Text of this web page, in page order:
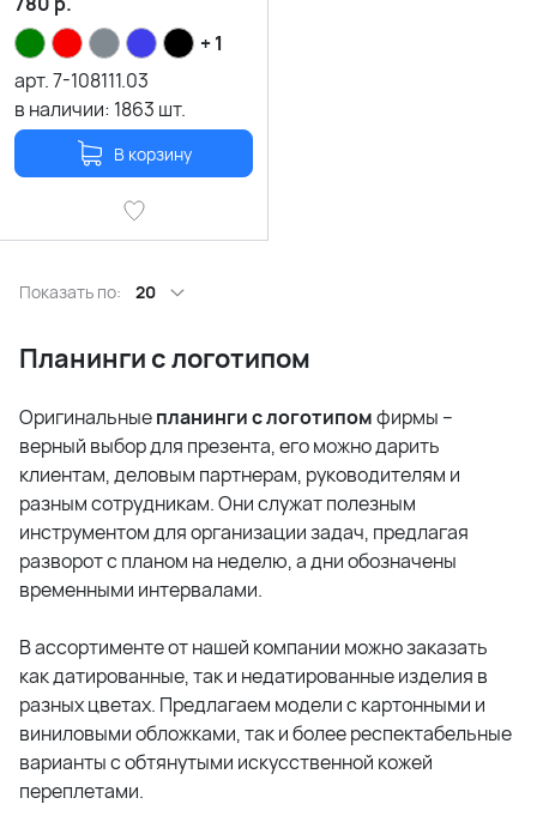
+ 1
арт.7-108111.03
в наличии: 1863 шт.
В корзину
Показать по: 20
Планинги с логотипом
Оригинальныепланинги с логотипомфирмы –
верный выбор для презента, его можно дарить
клиентам, деловым партнерам, руководителям и
разным сотрудникам. Они служат полезным
инструментом для организации задач, предлагая
разворот с планом на неделю, а дни обозначены
временными интервалами.
В ассортименте от нашей компании можно заказать
как датированные, так и недатированные изделия в
разных цветах. Предлагаем модели с картонными и
виниловыми обложками, так и более респектабельные
варианты с обтянутыми искусственной кожей
переплетами.